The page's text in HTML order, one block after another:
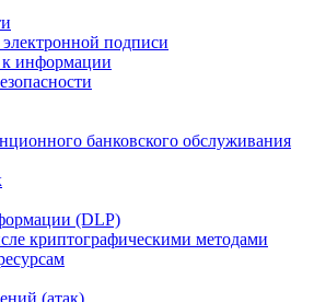
подписи
к информации
банковского обслуживания
(DLP)
криптографическими методами
(атак)